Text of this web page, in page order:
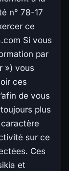
n° 78-17
ce
Si vous
par
») vous
ces
de vous
plus
sur ce
Ces
et